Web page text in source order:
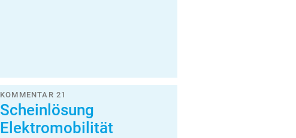
KOMMENTAR 21
Scheinlösung
Elektromobilität